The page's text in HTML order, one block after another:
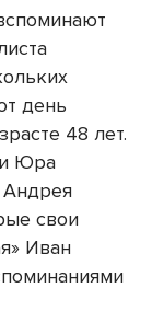
день
48 лет.
Юра
Андрея
свои
Иван